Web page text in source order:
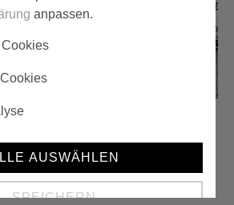
anpassen.
AUSWÄHLEN
SPEICHERN